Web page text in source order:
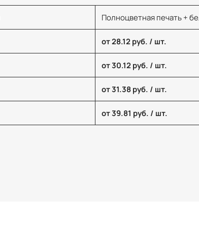
Полноцветная печать +
от 28.12 руб. / шт.
от 30.12 руб. / шт.
от 31.38 руб. / шт.
от 39.81 руб. / шт.